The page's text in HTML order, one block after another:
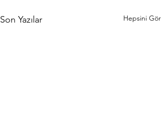
Son Yazılar Hepsini Gör